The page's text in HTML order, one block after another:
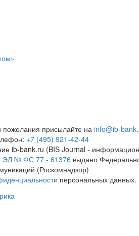
пожелания присылайте на info@ib-
+7 (495) 921-42-44
ib-bank.ru (BIS Journal -
ЭЛ № ФС 77 - 61376 выдано
(Роскомнадзор)
персональных данных.